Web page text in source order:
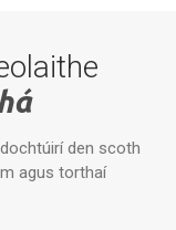
den scoth
agus torthaí